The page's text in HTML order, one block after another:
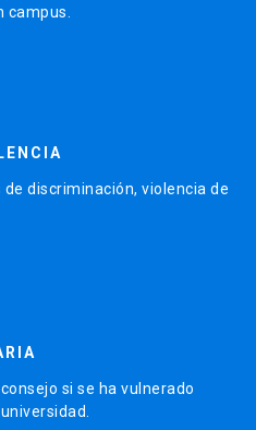
campus.
discriminación, violencia de
si se ha vulnerado